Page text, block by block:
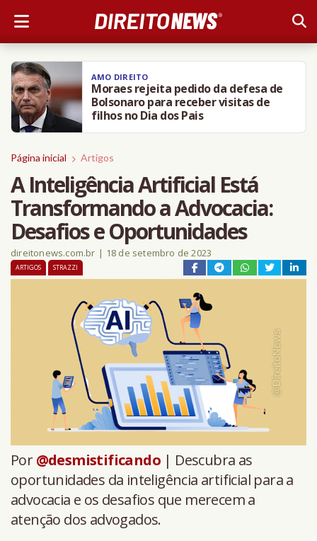
DIREITO NEWS
BH: Câmara aprova PL que obriga
agressor de animais a pagar
tratamento
Página inicial Artigos
A Inteligência Artificial Está
Transformando a Advocacia:
Desafios e Oportunidades
direitonews.com.br | 18 de setembro de 2023
ARTIGOS STRAZZI
Por@desmistificando | Descubra as
oportunidades da inteligência artificial para a
advocacia e os desafios que merecem a
atenção dos advogados.